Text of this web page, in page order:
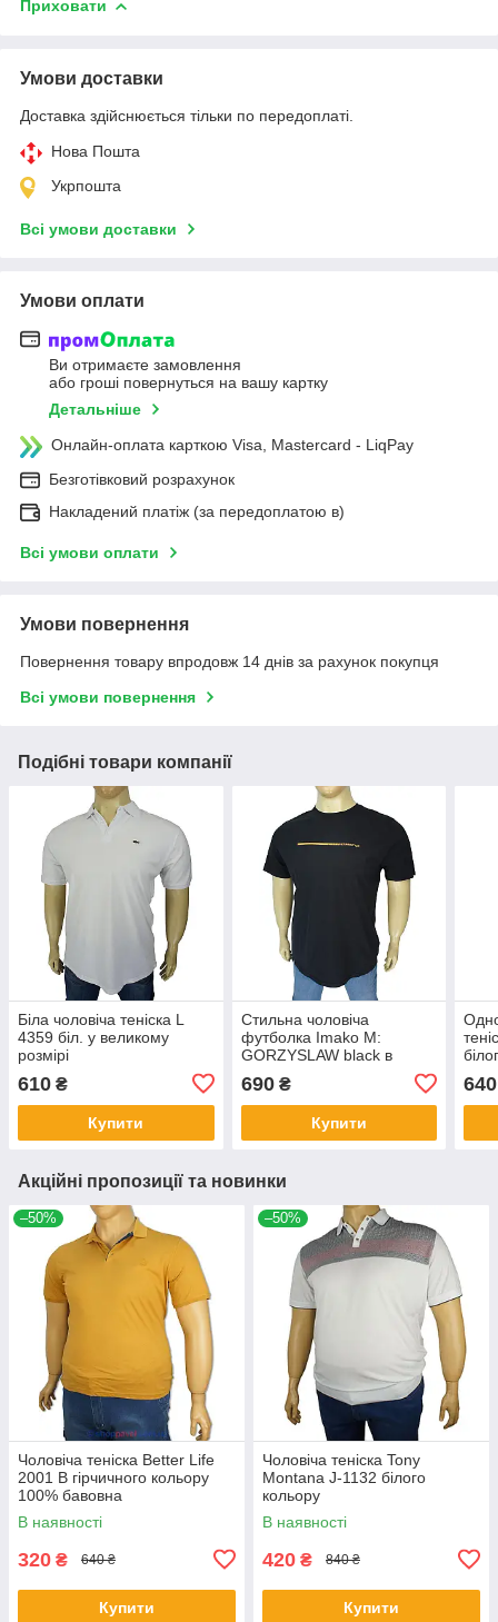
Приховати
Умови доставки
Доставка здійснюється тільки по передоплаті.
Нова Пошта
Укрпошта
Всі умови доставки
Умови оплати
Ви отримаєте замовлення
або гроші повернуться на вашу картку
Детальніше
Онлайн-оплата карткою Visa, Mastercard - LiqPay
Безготівковий розрахунок
Накладений платіж (за передоплатою в)
Всі умови оплати
Умови повернення
Повернення товару впродовж 14 днів за рахунок покупця
Всі умови повернення
Подібні товари компанії
Біла чоловіча теніска L
4359 біл. у великому
розмірі
610 ₴
Купити
Стильна чоловіча
футболка Imako M:
GORZYSLAW black в
690₴
Купити
640
Акційні пропозиції та новинки
–50%
Чоловіча теніска Better Life
2001 B гірчичного кольору
100% бавовна
В наявності
320 ₴ 640 ₴
Купити
–50%
Чоловіча теніска Tony
Montana J-1132 білого
кольору
В наявності
420 ₴ 840 ₴
Купити